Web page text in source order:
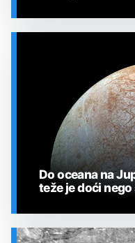
Do oceana na
teže je doći